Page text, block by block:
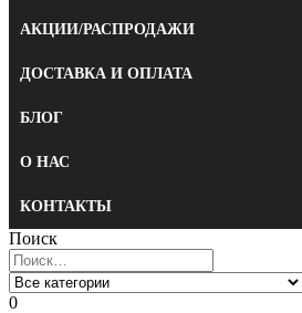
АКЦИИ/РАСПРОДАЖИ
ДОСТАВКА И ОПЛАТА
БЛОГ
О НАС
КОНТАКТЫ
Поиск
0